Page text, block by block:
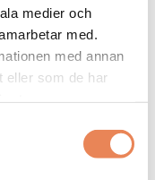
medier och
med.
med annan
eller som de har